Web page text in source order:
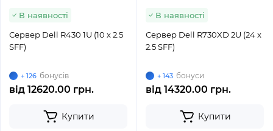
В наявності
Сервер Dell R430 1U (10 x 2.5
SFF)
+ 126 бонусів
від 12620.00 грн.
Купити
В наявності
Сервер Dell R730XD 2U (24 x
2.5 SFF)
+ 143 бонуси
від 14320.00 грн.
Купити